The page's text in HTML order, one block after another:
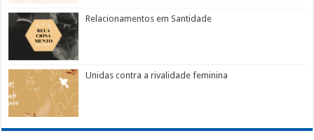
Relacionamentos em Santidade
Unidas contra a rivalidade feminina